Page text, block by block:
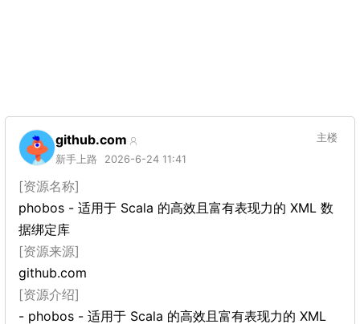
github.com
新手上路 2026-6-24 11:41
主楼
[资源名称]
phobos - 适用于 Scala 的高效且富有表现力的 XML 数
据绑定库
[资源来源]
github.com
[资源介绍]
- phobos - 适用于 Scala 的高效且富有表现力的 XML